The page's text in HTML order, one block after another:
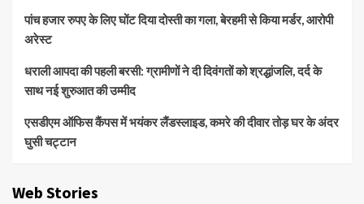
पांच हजार रुपए के लिए घोंट दिया दोस्ती का गला, बेरहमी से किया मर्डर, आरोपी
अरेस्ट
धराली आपदा की पहली बरसी: ग्रामीणों ने दी दिवंगतों को श्रद्धांजलि, दर्द के
साथ नई शुरुआत की उम्मीद
एसडीएम ऑफिस कैंपस में भयंकर लैंडस्लाइड, कमरे की दीवार तोड़ घर के अंदर
घुसी चट्टान
Web Stories